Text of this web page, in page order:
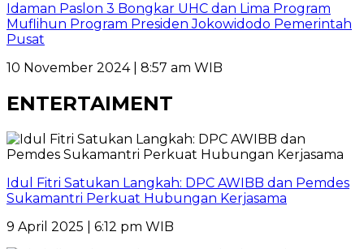
Idaman Paslon 3 Bongkar UHC dan Lima Program
Muflihun Program Presiden Jokowidodo Pemerintah
Pusat
10 November 2024 | 8:57 am WIB
ENTERTAIMENT
Idul Fitri Satukan Langkah: DPC AWIBB dan Pemdes
Sukamantri Perkuat Hubungan Kerjasama
9 April 2025 | 6:12 pm WIB